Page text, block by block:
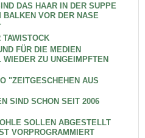
DAS HAAR IN DER SUPPE
VOR DER NASE
FÜR DIE MEDIEN
ZU UNGEIMPFTEN
"ZEITGESCHEHEN AUS
SIND SCHON SEIT 2006
SOLLEN ABGESTELLT
VORPROGRAMMIERT